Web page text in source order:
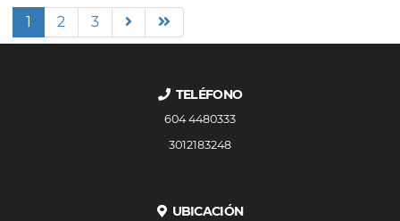
1 2 3
TELÉFONO
604 4480333
3012183248
UBICACIÓN